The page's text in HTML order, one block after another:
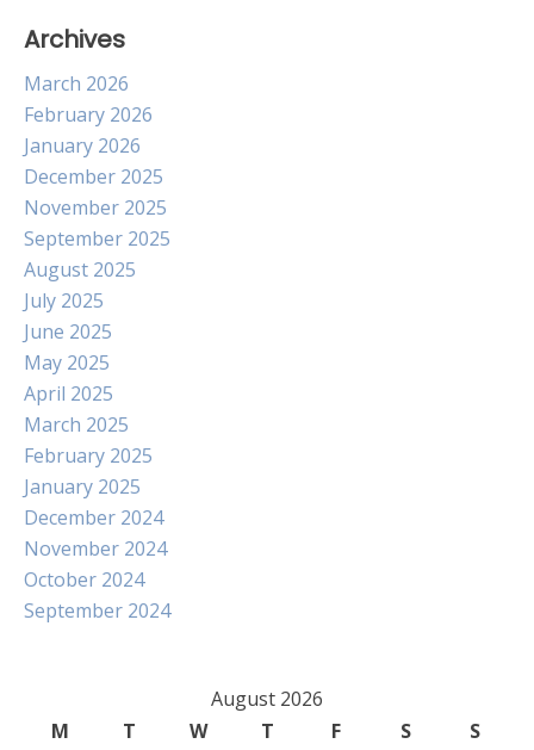
Archives
March 2026
February 2026
January 2026
December 2025
November 2025
September 2025
August 2025
July 2025
June 2025
May 2025
April 2025
March 2025
February 2025
January 2025
December 2024
November 2024
October 2024
September 2024
August 2026
M
T W T F S
S